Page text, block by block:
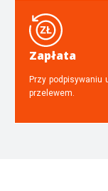
Zapłata
Przy podpisywaniu
przelewem.